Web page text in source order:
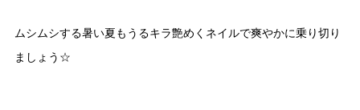
ムシムシする暑い夏もうるキラ艶めくネイルで爽やかに乗り切り
ましょう☆